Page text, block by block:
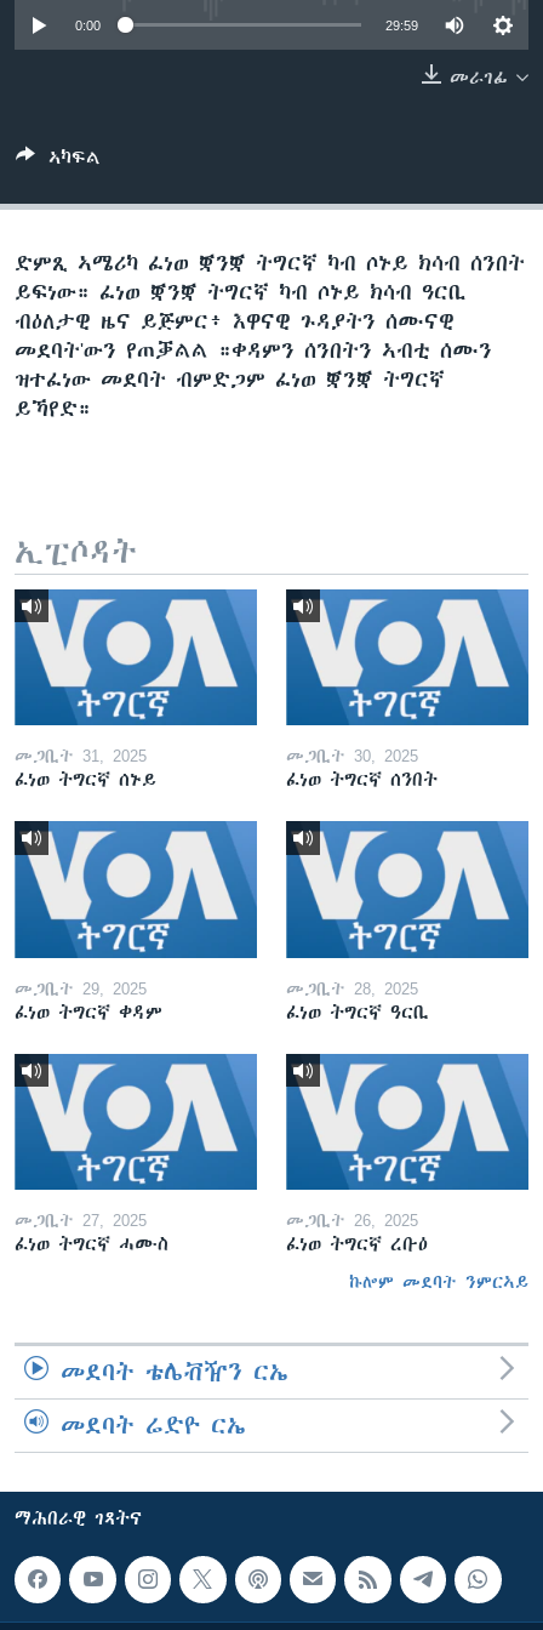
ቂሔ ጽልሚ
ቋንቋታት
0:00 29:59
መራገፊ
ኣካፍል
ድምጺ ኣሜሪካ ፈነወ ቛንቛ ትግርኛ ካብ ሶኑይ ክሳብ ሰንበት
ይፍነው። ፈነወ ቛንቛ ትግርኛ ካብ ሶኑይ ክሳብ ዓርቢ
ብዕለታዊ ዜና ይጅምር፥ እዋናዊ ጉዳያትን ሰሙናዊ
መደባት'ውን የጠቓልል ።ቀዳምን ሰንበትን ኣብቲ ሰሙን
ዝተፈነው መደባት ብምድጋም ፈነወ ቛንቛ ትግርኛ
ይኻየድ።
ኢፒሶዳት
መጋቢት 31, 2025
ፈነወ ትግርኛ ሰኑይ
መጋቢት 30, 2025
ፈነወ ትግርኛ ሰንበት
መጋቢት 29, 2025
ፈነወ ትግርኛ ቀዳም
መጋቢት 28, 2025
ፈነወ ትግርኛ ዓርቢ
መጋቢት 27, 2025
ፈነወ ትግርኛ ሓሙስ
መጋቢት 26, 2025
ፈነወ ትግርኛ ረቡዕ
ኩሎም መደባት ንምርኣይ
መደባት ቴሌቭዥን ርኤ
መደባት ሬድዮ ርኤ
ማሕበራዊ ገጻትና